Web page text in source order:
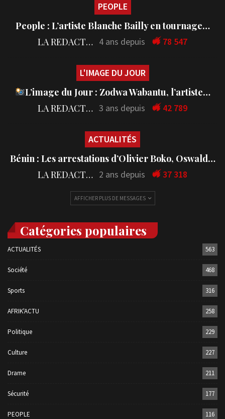
PEOPLE
People : L’artiste Blanche Bailly en tournage…
LA REDACTION 4 ans depuis 78 547
L'IMAGE DU JOUR
L’image du Jour : Zodwa Wabantu, l’artiste…
LA REDACTION 3 ans depuis 42 789
ACTUALITÉS
Bénin : Les arrestations d’Olivier Boko, Oswald…
LA REDACTION 2 ans depuis 37 318
AFFICHER PLUS DE MESSAGES
Catégories populaires
ACTUALITÉS 563
Société 468
Sports 316
AFRIK'ACTU 258
Politique 229
Culture 227
Drame 211
Sécurité 177
PEOPLE 116